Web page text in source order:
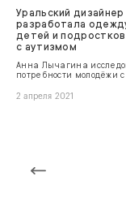
Уральский дизайнер
разработала
детей и подростков
с аутизмом
Анна Лычагина
потребности молодёжи с
2 апреля 2021